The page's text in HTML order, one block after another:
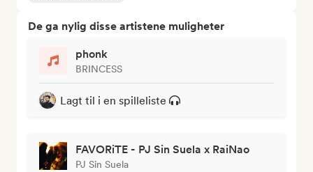
De ga nylig disse artistene muligheter
phonk
BRINCESS
Lagt til i en spilleliste
FAVORiTE - PJ Sin Suela x RaiNao
PJ Sin Suela